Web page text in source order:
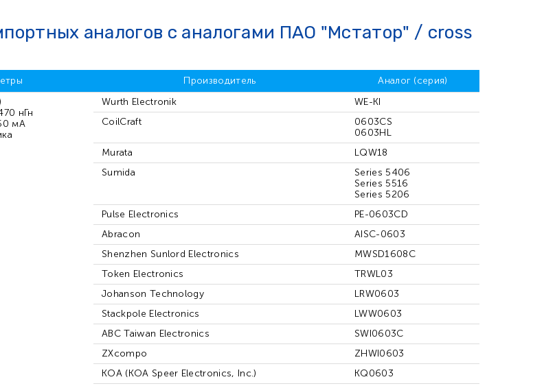
аналогов с аналогами ПАО "Мстатор" / cross
Производитель
Аналог (серия)
нГн
мА
Wurth Electronik
WE-KI
CoilCraft
0603CS
0603HL
Murata
LQW18
Sumida
Series 5406
Series 5516
Series 5206
Pulse Electronics
PE-0603CD
Abracon
AISC-0603
Shenzhen Sunlord Electronics
MWSD1608С
Token Electronics
TRWL03
Johanson Technology
LRW0603
Stackpole Electronics
LWW0603
ABC Taiwan Electronics
SWI0603C
ZXcompo
ZHWI0603
KOA (KOA Speer Electronics, Inc.)
KQ0603